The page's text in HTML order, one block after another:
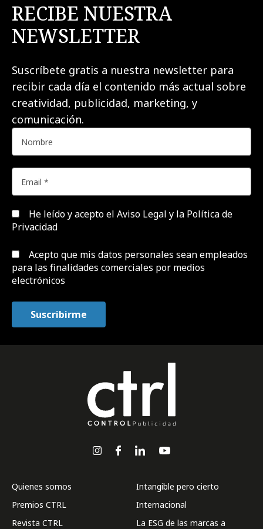
RECIBE NUESTRA
NEWSLETTER
Suscríbete gratis a nuestra newsletter para
recibir cada día el contenido más actual sobre
creatividad, publicidad, marketing, y
comunicación.
He leído y acepto el Aviso Legal y la Política de
Privacidad
Acepto que mis datos personales sean empleados
para las finalidades comerciales por medios
electrónicos
Quienes somos
Premios CTRL
Revista CTRL
Intangible pero cierto
Internacional
La ESG de las marcas a